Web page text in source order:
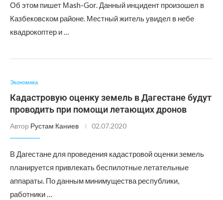
Об этом пишет Мash-Gor. Данный инцидент произошел в
Казбековском районе. Местный житель увидел в небе
квадрокоптер и …
Экономика
Кадастровую оценку земель в Дагестане будут
проводить при помощи летающих дронов
Автор Рустам Каниев 02.07.2020
В Дагестане для проведения кадастровой оценки земель
планируется привлекать беспилотные летательные
аппараты. По данным минимущества республики,
работники …